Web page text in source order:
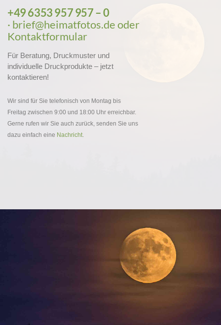
+49 6353 957 957 – 0
· brief@heimatfotos.deoder
Kontaktformular
Für Beratung, Druckmuster und
individuelle Druckprodukte – jetzt
kontaktieren!
Wir sind für Sie telefonisch von Montag bis
Freitag zwischen 9:00 und 18:00 Uhr erreichbar.
Gerne rufen wir Sie auch zurück, senden Sie uns
dazu einfach eine Nachricht